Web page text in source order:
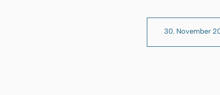
30. November